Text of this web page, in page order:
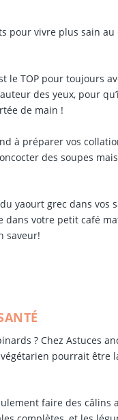
pour vivre plus sain
le TOP pour toujours
des yeux, pour
de main !
à préparer vos
des soupes
yaourt grec dans vos
votre petit café
saveur!
? Chez Astuces
pourrait être
faire des câlins